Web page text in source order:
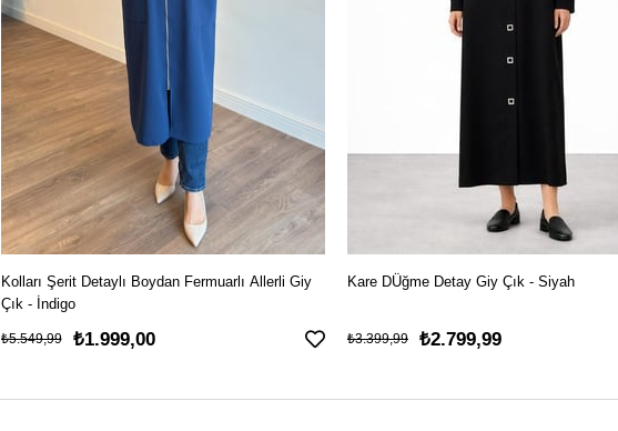
Kolları Şerit Detaylı Boydan Fermuarlı Allerli Giy
Çık - İndigo
₺1.999,00
₺5.549,99
Kare DÜğme Detay Giy Çık - Siyah
₺2.799,99
₺3.399,99